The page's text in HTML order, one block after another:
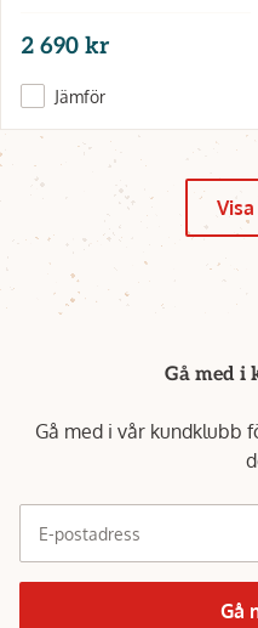
2 690 kr
Jämför
Visa
Gå med i
Gå med i vår kundklubb
E-postadress
Gå